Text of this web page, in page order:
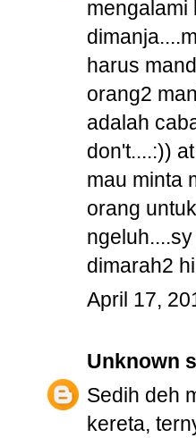
mengalami
harus
orang2
adalah
don't....:))
mau minta
orang
dimarah2
April 17,
Unknown
Sedih deh
kereta,